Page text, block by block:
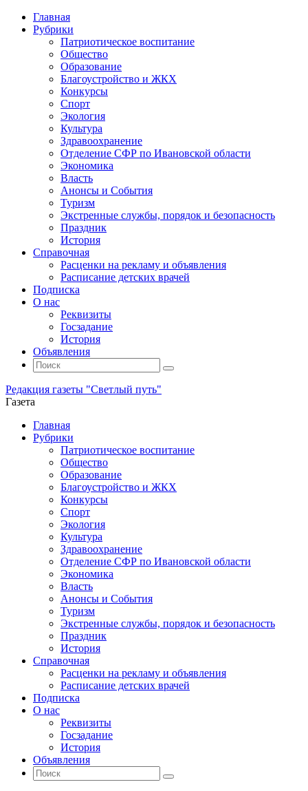
Главная
Рубрики
Патриотическое воспитание
Общество
Образование
Благоустройство и ЖКХ
Конкурсы
Спорт
Экология
Культура
Здравоохранение
Отделение СФР по Ивановской области
Экономика
Власть
Анонсы и События
Туризм
Экстренные службы, порядок и безопасность
Праздник
История
Справочная
Расценки на рекламу и объявления
Расписание детских врачей
Подписка
О нас
Реквизиты
Госзадание
История
Объявления
Поиск
Искать:
Поиск
Редакция газеты "Светлый путь"
Газета
Промотать
содержимому
Главная
Рубрики
Патриотическое воспитание
Общество
Образование
Благоустройство и ЖКХ
Конкурсы
Спорт
Экология
Культура
Здравоохранение
Отделение СФР по Ивановской области
Экономика
Власть
Анонсы и События
Туризм
Экстренные службы, порядок и безопасность
Праздник
История
Справочная
Расценки на рекламу и объявления
Расписание детских врачей
Подписка
О нас
Реквизиты
Госзадание
История
Объявления
Поиск
Искать:
Поиск